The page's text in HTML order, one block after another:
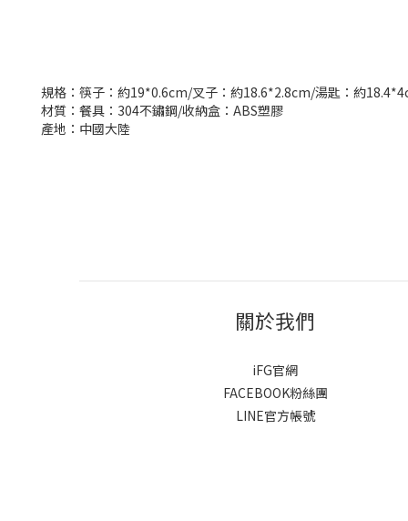
規格：筷子：約19*0.6cm/叉子：約18.6*2.8cm/湯匙：約
材質：餐具：304不鏽鋼/收納盒：ABS塑膠
產地：中國大陸
關於我們
iFG官網
FACEBOOK粉絲團
LINE官方帳號